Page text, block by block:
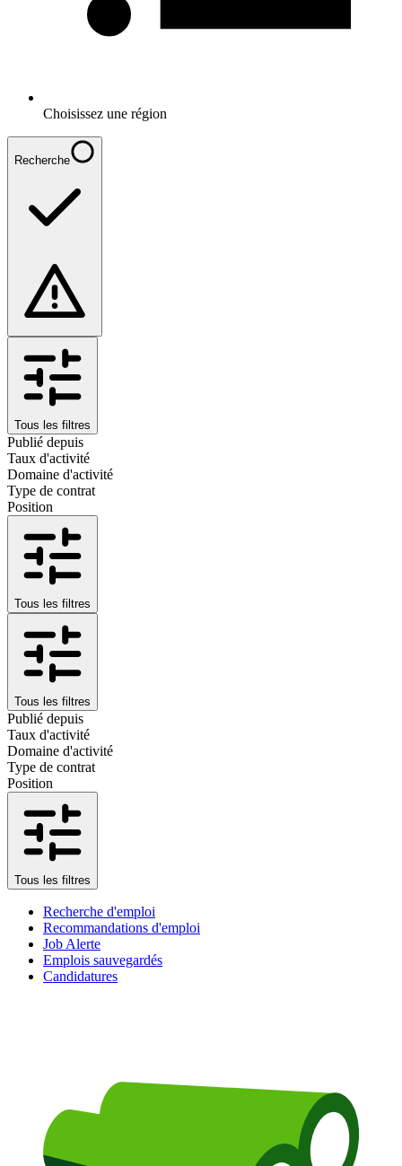
Choisissez une région
Recherche
Tous les filtres
Publié depuis
Taux d'activité
Domaine d'activité
Type de contrat
Position
Tous les filtres
Tous les filtres
Publié depuis
Taux d'activité
Domaine d'activité
Type de contrat
Position
Tous les filtres
Recherche d'emploi
Recommandations d'emploi
Job Alerte
Emplois sauvegardés
Candidatures